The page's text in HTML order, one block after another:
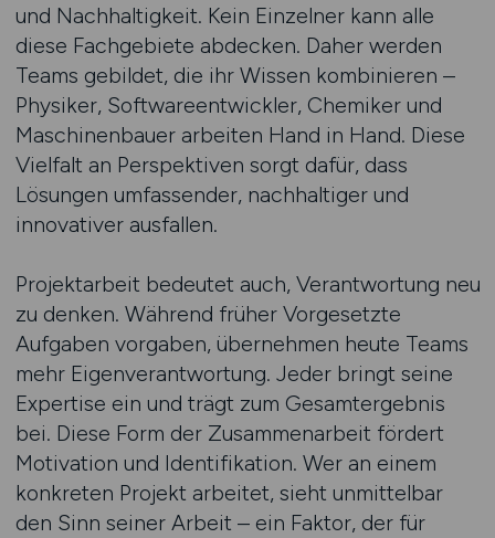
und Nachhaltigkeit. Kein Einzelner kann alle
diese Fachgebiete abdecken. Daher werden
Teams gebildet, die ihr Wissen kombinieren –
Physiker, Softwareentwickler, Chemiker und
Maschinenbauer arbeiten Hand in Hand. Diese
Vielfalt an Perspektiven sorgt dafür, dass
Lösungen umfassender, nachhaltiger und
innovativer ausfallen.
Projektarbeit bedeutet auch, Verantwortung neu
zu denken. Während früher Vorgesetzte
Aufgaben vorgaben, übernehmen heute Teams
mehr Eigenverantwortung. Jeder bringt seine
Expertise ein und trägt zum Gesamtergebnis
bei. Diese Form der Zusammenarbeit fördert
Motivation und Identifikation. Wer an einem
konkreten Projekt arbeitet, sieht unmittelbar
den Sinn seiner Arbeit – ein Faktor, der für